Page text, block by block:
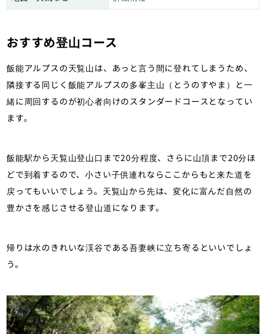
おすすめ登山コース
飯能アルプスの天覧山は、あっと言う間に登れてしまうため、
隣接する同じく飯能アルプスの多峯主山（とうのすやま）と一
緒に周回するのが初心者向けのスタンダードコースとなってい
ます。
飯能駅から天覧山登山口まで20分程度、さらに山頂まで20分ほ
どで到着するので、小さい子供連れならここからもと来た道を
戻ってもいいでしょう。天覧山から先は、変化に富んだ自然の
豊かさを感じさせる登山道になります。
帰りは水のきれいな渓谷である吾妻峡に立ち寄るといいでしょ
う。